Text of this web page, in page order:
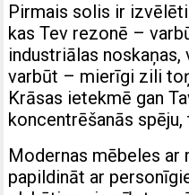
Pirmais solis ir
kas Tev rezonē –
industriālas
varbūt – mierīgi zili
Krāsas ietekmē gan
koncentrēšanās
Modernas mēbeles ar
papildināt ar